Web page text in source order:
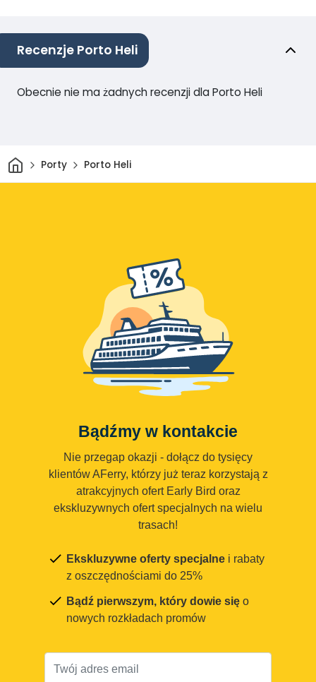
Recenzje Porto Heli
Obecnie nie ma żadnych recenzji dla Porto Heli
DomPorty Porto Heli
Bądźmy w kontakcie
Nie przegap okazji - dołącz do tysięcy
klientów AFerry, którzy już teraz korzystają z
atrakcyjnych ofert Early Bird oraz
ekskluzywnych ofert specjalnych na wielu
trasach!
Ekskluzywne oferty specjalne i rabaty
z oszczędnościami do 25%
Bądź pierwszym, który dowie się o
nowych rozkładach promów